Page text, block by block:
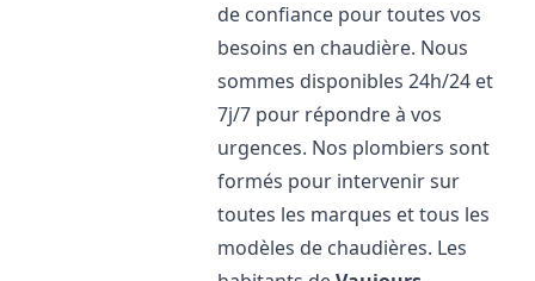
de confiance pour toutes vos
besoins en chaudière. Nous
sommes disponibles 24h/24 et
7j/7 pour répondre à vos
urgences. Nos plombiers sont
formés pour intervenir sur
toutes les marques et tous les
modèles de chaudières. Les